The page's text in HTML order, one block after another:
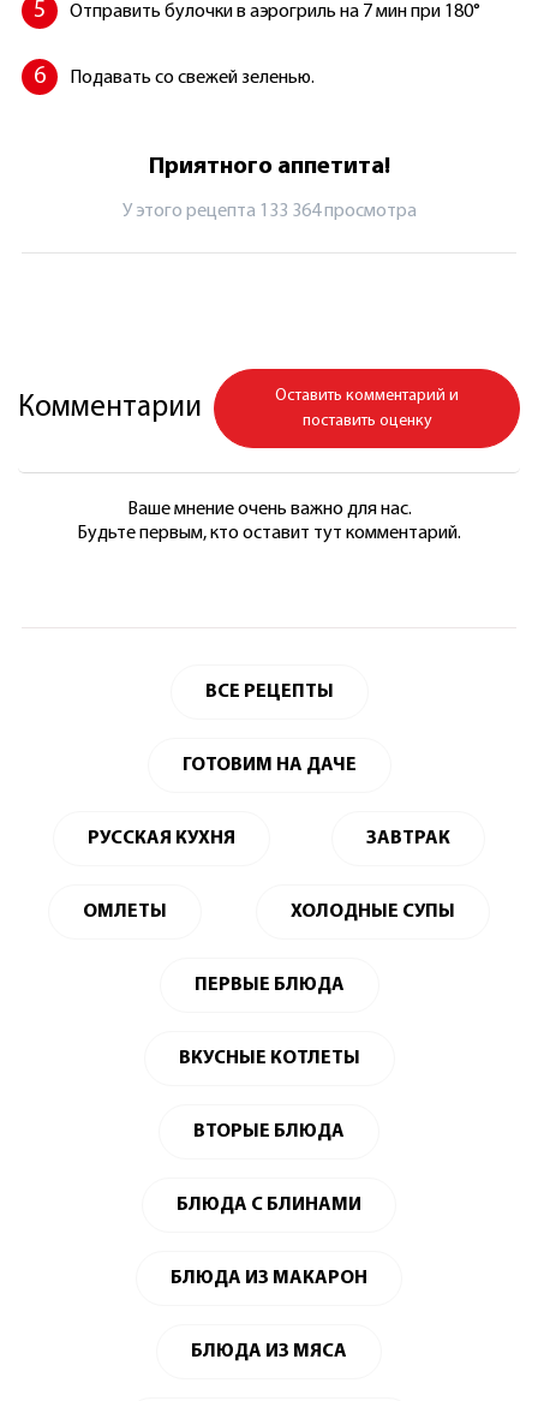
Отправить булочки в аэрогриль на 7 мин при 180°
Подавать со свежей зеленью.
Приятного аппетита!
У этого рецепта 133 364 просмотрa
Комментарии
Оставить комментарий и
поставить оценку
Ваше мнение очень важно для нас.
Будьте первым, кто оставит тут комментарий.
ВСЕ РЕЦЕПТЫ
ГОТОВИМ НА ДАЧЕ
РУССКАЯ КУХНЯ ЗАВТРАК
ОМЛЕТЫ ХОЛОДНЫЕ СУПЫ
ПЕРВЫЕ БЛЮДА
ВКУСНЫЕ КОТЛЕТЫ
ВТОРЫЕ БЛЮДА
БЛЮДА С БЛИНАМИ
БЛЮДА ИЗ МАКАРОН
БЛЮДА ИЗ МЯСА